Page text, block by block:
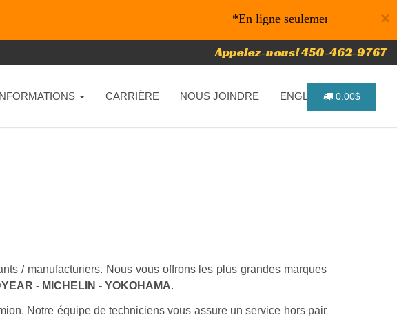
×
*En ligne seulement* 10% de
Appelez-nous! 450-462-9767
CARRIÈRE NOUS JOINDRE ENGLISH 0.00$
/ manufacturiers. Nous vous offrons les plus grandes marques
- MICHELIN - YOKOHAMA.
Notre équipe de techniciens vous assure un service hors pair